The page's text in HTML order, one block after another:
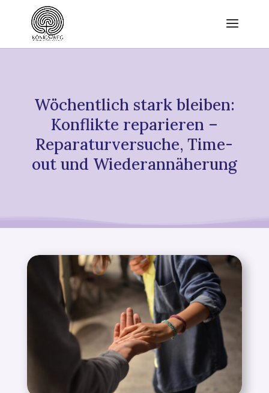
Wöchentlich stark bleiben:
Konflikte reparieren –
Reparaturversuche, Time-
out und Wiederannäherung